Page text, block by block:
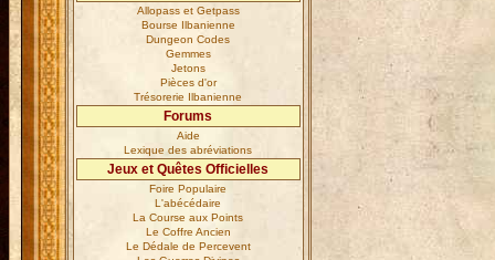
Allopass et Getpass
Bourse Ilbanienne
Dungeon Codes
Gemmes
Jetons
Pièces d'or
Trésorerie Ilbanienne
Forums
Aide
Lexique des abréviations
Jeux et Quêtes Officielles
Foire Populaire
L'abécédaire
La Course aux Points
Le Coffre Ancien
Le Dédale de Percevent